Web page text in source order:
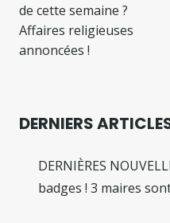
de cette semaine ?
Affaires religieuses
annoncées !
DERNIERS
DERNIÈRES
badges ! 3 maires